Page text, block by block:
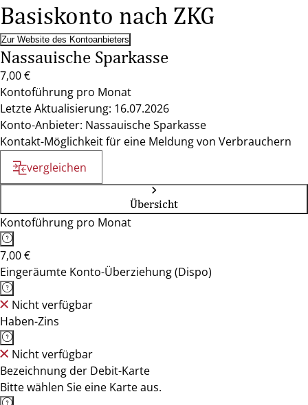
Basiskonto nach ZKG
Zur Website des Kontoanbieters
Nassauische Sparkasse
7,00 €
Kontoführung pro Monat
Letzte Aktualisierung: 16.07.2026
Konto-Anbieter: Nassauische Sparkasse
Kontakt-Möglichkeit für eine Meldung von Verbrauchern
vergleichen
Übersicht
Kontoführung pro Monat
7,00 €
Eingeräumte Konto-Überziehung (Dispo)
Nicht verfügbar
Haben-Zins
Nicht verfügbar
Bezeichnung der Debit-Karte
Bitte wählen Sie eine Karte aus.